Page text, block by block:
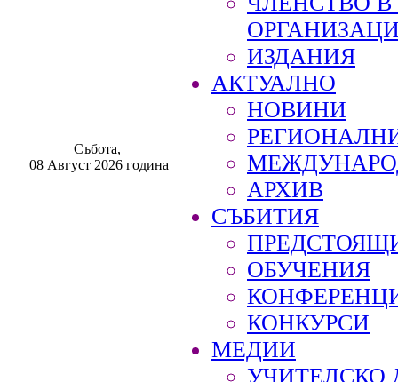
Събота,
08 Август 2026 година
ИЗДАНИЯ
АКТУАЛНО
НОВИНИ
АРХИВ
СЪБИТИЯ
ОБУЧЕНИЯ
КОНКУРСИ
МЕДИИ
УЧИТЕЛСКО